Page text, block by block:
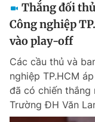
Thắng đối
Công nghiệp
vào play-off
Các cầu thủ và
nghiệp TP.HCM
đã có chiến
Trường ĐH Văn